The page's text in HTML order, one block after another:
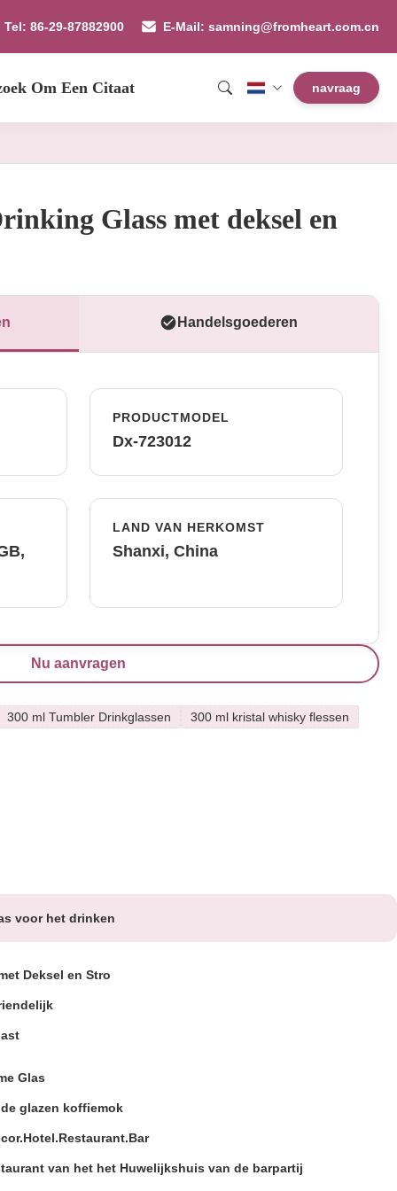
Tel: 86-29-87882900 E-Mail: samning@fromheart.com.cn
Om Een Citaat navraag
Glass met deksel en
Handelsgoederen
PRODUCTMODEL
Dx-723012
LAND VAN HERKOMST
Shanxi, China
Nu aanvragen
300 ml Tumbler Drinkglassen 300 ml kristal whisky flessen
voor het drinken
Deksel en Stro
Glas
glazen koffiemok
van het het Huwelijkshuis van de barpartij